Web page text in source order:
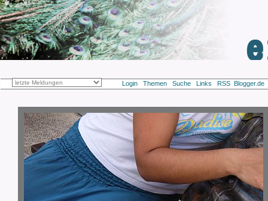
Login Themen Suche Links RSS